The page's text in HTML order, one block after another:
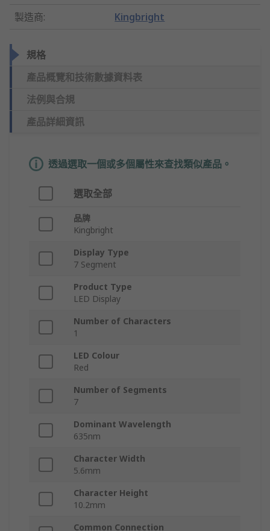
製造商: Kingbright
規格
產品概覽和技術數據資料表
法例與合規
產品詳細資訊
透過選取一個或多個屬性來查找類似產品。
選取全部
品牌
Kingbright
Display Type
7 Segment
Product Type
LED Display
Number of Characters
1
LED Colour
Red
Number of Segments
7
Dominant Wavelength
635nm
Character Width
5.6mm
Character Height
10.2mm
Common Connection